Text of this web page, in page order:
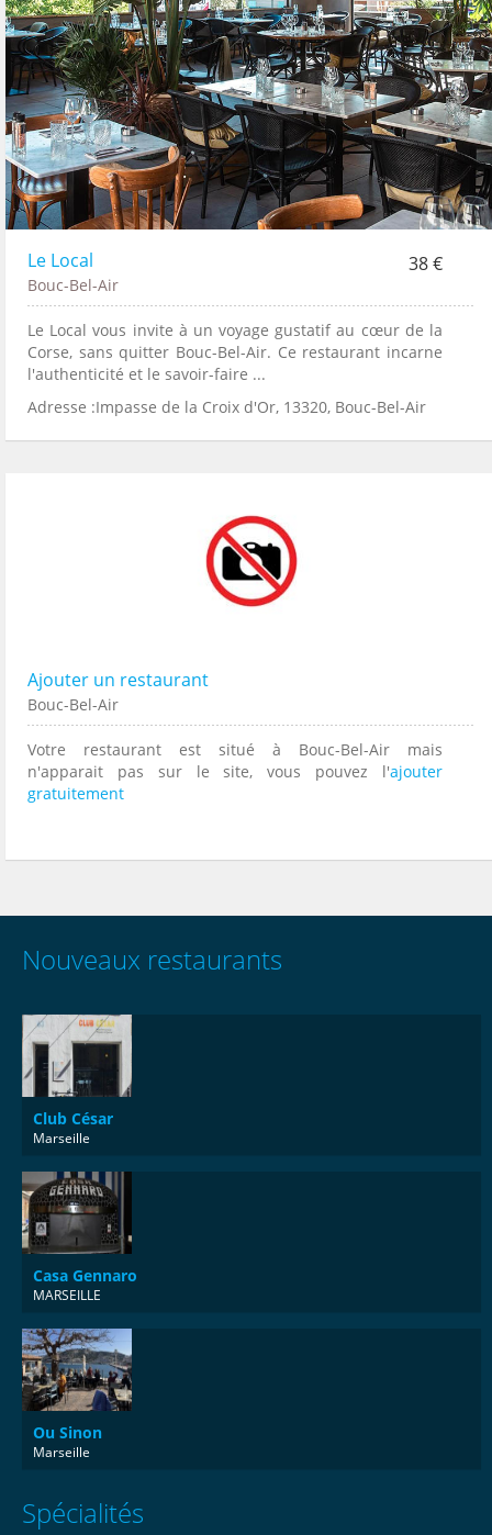
Le Local 38 €
Bouc-Bel-Air
Le Local vous invite à un voyage gustatif au cœur de la
Corse, sans quitter Bouc-Bel-Air. Ce restaurant incarne
l'authenticité et le savoir-faire ...
Adresse :Impasse de la Croix d'Or, 13320, Bouc-Bel-Air
Ajouter un restaurant
Bouc-Bel-Air
Votre restaurant est situé à Bouc-Bel-Air mais
n'apparait pas sur le site, vous pouvez l'ajouter
gratuitement
Nouveaux restaurants
Club César
Marseille
Casa Gennaro
MARSEILLE
Ou Sinon
Marseille
Spécialités